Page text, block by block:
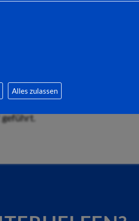
Alles zulassen
Fachbereiches
heute, am Mittwoch 12.
Umleitungen sind vor Ort
geführt.